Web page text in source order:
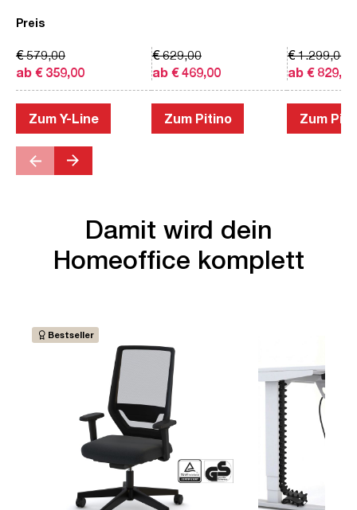
Preis
ab € 359,00
€ 579,00
Zum Y-Line
ab € 469,00
€ 629,00
Zum Pitino
ab € 829,00
€ 1.299,00
Zum
Damit wird dein
Homeoffice komplett
Bestseller